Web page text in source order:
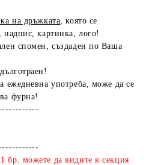
на дръжката, която се
картинка, лого!
спомен, създаден по Ваша
ежедневна употреба, може да се
фурна!
можете да видите в секция